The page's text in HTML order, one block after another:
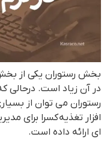
بخش رستوران یکی از
در آن زیاد است. درحالی
رستوران می توان از
افزار تغذیه کسرا برای
ای ارائه داده است.